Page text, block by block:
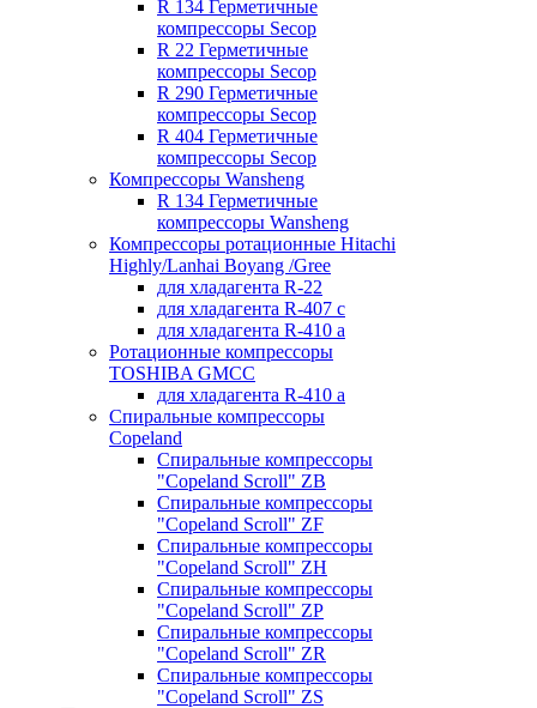
R 134 Герметичные
компрессоры Secop
R 22 Герметичные
компрессоры Secop
R 290 Герметичные
компрессоры Secop
R 404 Герметичные
компрессоры Secop
Компрессоры Wansheng
R 134 Герметичные
компрессоры Wansheng
Компрессоры ротационные Hitachi
Highly/Lanhai Boyang /Gree
для хладагента R-22
для хладагента R-407 с
для хладагента R-410 а
Ротационные компрессоры
TOSHIBA GMCC
для хладагента R-410 а
Спиральные компрессоры
Copeland
Спиральные компрессоры
"Copeland Scroll" ZB
Спиральные компрессоры
"Copeland Scroll" ZF
Спиральные компрессоры
"Copeland Scroll" ZH
Спиральные компрессоры
"Copeland Scroll" ZP
Спиральные компрессоры
"Copeland Scroll" ZR
Спиральные компрессоры
"Copeland Scroll" ZS